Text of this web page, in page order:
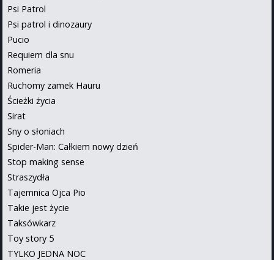
Psi Patrol
Psi patrol i dinozaury
Pucio
Requiem dla snu
Romeria
Ruchomy zamek Hauru
Ścieżki życia
Sirat
Sny o słoniach
Spider-Man: Całkiem nowy dzień
Stop making sense
Straszydła
Tajemnica Ojca Pio
Takie jest życie
Taksówkarz
Toy story 5
TYLKO JEDNA NOC